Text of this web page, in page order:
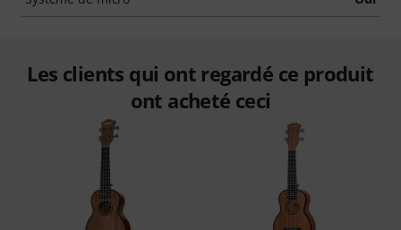
Les clients qui ont regardé ce produit
ont acheté ceci